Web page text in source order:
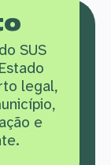
SUS
legal,
e